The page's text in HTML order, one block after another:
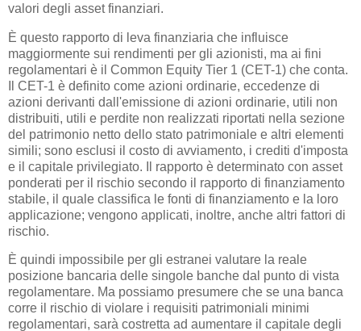
valori degli asset finanziari.
È questo rapporto di leva finanziaria che influisce
maggiormente sui rendimenti per gli azionisti, ma ai fini
regolamentari è il Common Equity Tier 1 (CET-1) che conta.
Il CET-1 è definito come azioni ordinarie, eccedenze di
azioni derivanti dall'emissione di azioni ordinarie, utili non
distribuiti, utili e perdite non realizzati riportati nella sezione
del patrimonio netto dello stato patrimoniale e altri elementi
simili; sono esclusi il costo di avviamento, i crediti d'imposta
e il capitale privilegiato. Il rapporto è determinato con asset
ponderati per il rischio secondo il rapporto di finanziamento
stabile, il quale classifica le fonti di finanziamento e la loro
applicazione; vengono applicati, inoltre, anche altri fattori di
rischio.
È quindi impossibile per gli estranei valutare la reale
posizione bancaria delle singole banche dal punto di vista
regolamentare. Ma possiamo presumere che se una banca
corre il rischio di violare i requisiti patrimoniali minimi
regolamentari, sarà costretta ad aumentare il capitale degli